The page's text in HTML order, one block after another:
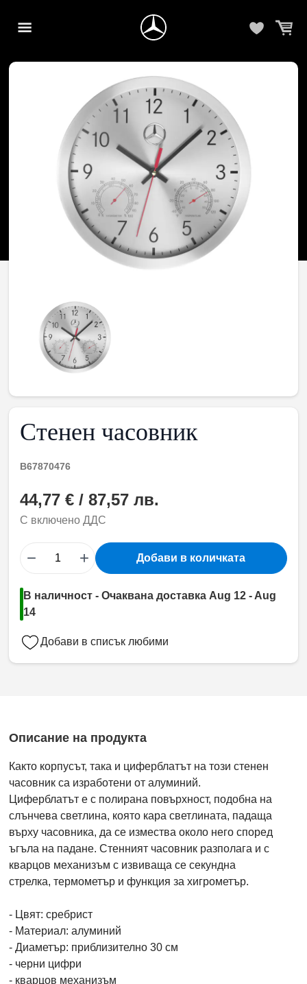
Стенен часовник
B67870476
44,77 € / 87,57 лв.
С включено ДДС
− + Добави в количката
В наличност - Очаквана доставка Aug 12 - Aug
14
Добави в списък любими
Описание на продукта
Както корпусът, така и циферблатът на този стенен
часовник са изработени от алуминий.
Циферблатът е с полирана повърхност, подобна на
слънчева светлина, която кара светлината, падаща
върху часовника, да се измества около него според
ъгъла на падане. Стенният часовник разполага и с
кварцов механизъм с извиваща се секундна
стрелка, термометър и функция за хигрометър.
- Цвят: сребрист
- Материал: алуминий
- Диаметър: приблизително 30 см
- черни цифри
- кварцов механизъм